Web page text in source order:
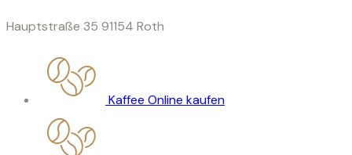
Hauptstraße 35 91154 Roth
Kaffee Online kaufen